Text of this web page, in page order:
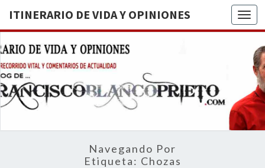
ITINERARIO DE VIDA Y OPINIONES
DE
BREVE
RECORRIDO
VITAL Y
ACTUALIDAD
Navegando Por
Etiqueta: Chozas